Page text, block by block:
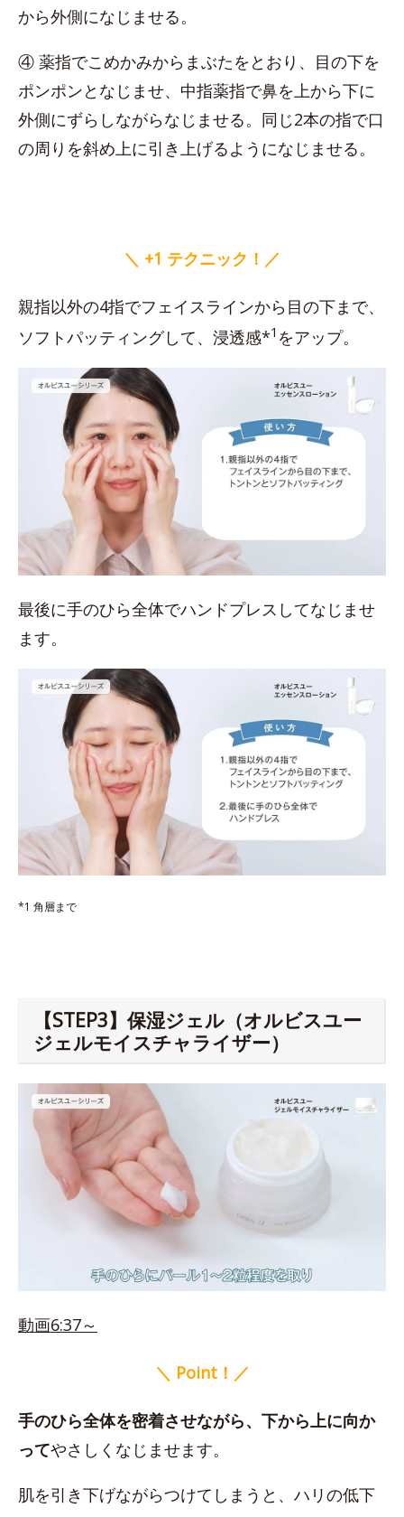
から外側になじませる。
④ 薬指でこめかみからまぶたをとおり、目の下を
ポンポンとなじませ、中指薬指で鼻を上から下に
外側にずらしながらなじませる。同じ2本の指で口
の周りを斜め上に引き上げるようになじませる。
＼ +1 テクニック！／
親指以外の4指でフェイスラインから目の下まで、
ソフトパッティングして、浸透感*1 をアップ。
最後に手のひら全体でハンドプレスしてなじませ
ます。
*1 角層まで
【STEP3】保湿ジェル（オルビスユー
ジェルモイスチャライザー）
動画6:37～
＼ Point！／
手のひら全体を密着させながら、下から上に向か
ってやさしくなじませます。
肌を引き下げながらつけてしまうと、ハリの低下